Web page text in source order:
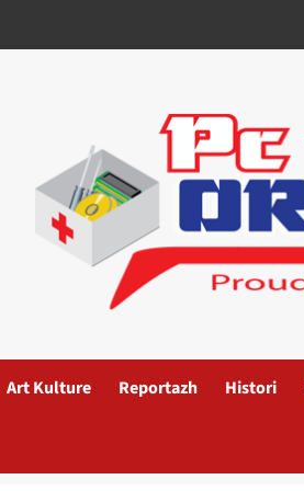
Art Kulture Reportazh Histori